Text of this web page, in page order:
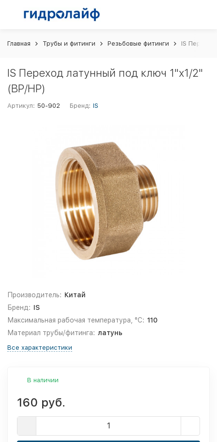
Главная Трубы и фитинги Резьбовые фитинги IS
IS Переход латунный под ключ 1"х1/2"
(ВР/НР)
Артикул: 50-902 Бренд: IS
Производитель: Китай
Бренд: IS
Максимальная рабочая температура, °С: 110
Материал трубы/фитинга: латунь
Все характеристики
В наличии
160 руб.